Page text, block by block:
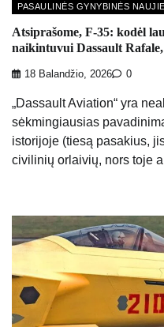
PASAULINĖS GYNYBINĖS
Atsiprašome, F-35: kodėl
naikintuvui Dassault
18 Balandžio, 2026 0
„Dassault Aviation“ yra
sėkmingiausias
istorijoje (tiesą pasakius,
civilinių orlaivių, nors toje